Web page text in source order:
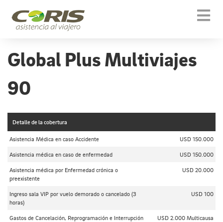
Global Plus Multiviajes
90
Detalle de la cobertura
Asistencia Médica en caso Accidente USD 150.000
Asistencia médica en caso de enfermedad USD 150.000
Asistencia médica por Enfermedad crónica o
preexistente
USD 20.000
Ingreso sala VIP por vuelo demorado o cancelado (3
horas)
USD 100
Gastos de Cancelación, Reprogramación e Interrupción
USD 2.000 Multicausa